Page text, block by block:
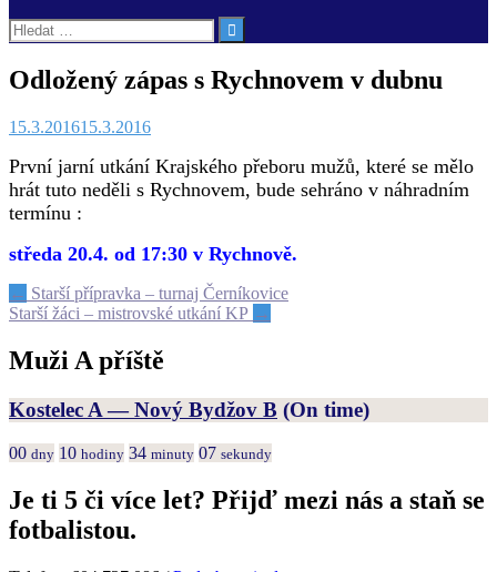
Vyhledávání
Odložený zápas s Rychnovem v dubnu
15.3.201615.3.2016
První jarní utkání Krajského přeboru mužů, které se mělo
hrát tuto neděli s Rychnovem, bude sehráno v náhradním
termínu :
středa 20.4. od 17:30 v Rychnově.
Post
navigation
← Starší přípravka – turnaj Černíkovice
Starší žáci – mistrovské utkání KP →
Muži A příště
Kostelec A — Nový Bydžov B (On time)
00 dny 10 hodiny 34 minuty 07 sekundy
Je ti 5 či více let? Přijď mezi nás a staň se
fotbalistou.